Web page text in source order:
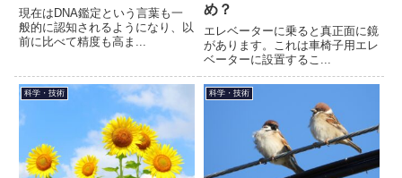
現在はDNA鑑定という言葉も一
般的に認知されるようになり、以
前に比べて精度も高ま...
め？
エレベーターに乗ると真正面に鏡
があります。これは車椅子用エレ
ベーターに設置するこ...
科学・技術 科学・技術